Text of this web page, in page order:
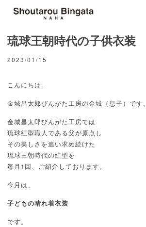
琉球王朝時代の子供衣装
2023/01/15
こんにちは。
金城昌太郎びんがた工房の金城（息子）です。
金城昌太郎びんがた工房では
琉球紅型職人である父が原点し
その美しさを追い求め続けた
琉球王朝時代の紅型を
毎月1回、ご紹介しております。
今月は、
子どもの晴れ着衣装
です。